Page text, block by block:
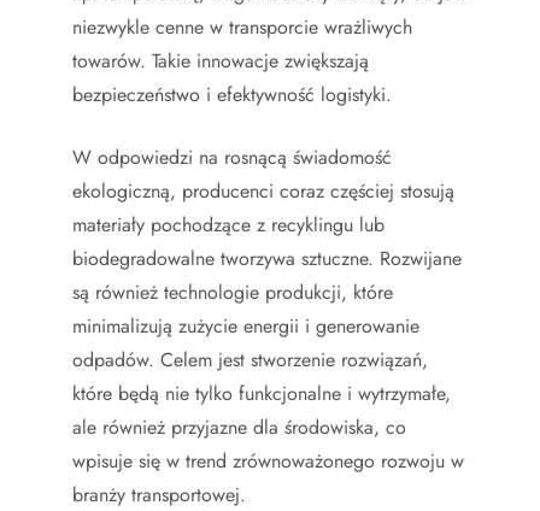
niezwykle cenne w transporcie wrażliwych
towarów. Takie innowacje zwiększają
bezpieczeństwo i efektywność logistyki.
W odpowiedzi na rosnącą świadomość
ekologiczną, producenci coraz częściej stosują
materiały pochodzące z recyklingu lub
biodegradowalne tworzywa sztuczne. Rozwijane
są również technologie produkcji, które
minimalizują zużycie energii i generowanie
odpadów. Celem jest stworzenie rozwiązań,
które będą nie tylko funkcjonalne i wytrzymałe,
ale również przyjazne dla środowiska, co
wpisuje się w trend zrównoważonego rozwoju w
branży transportowej.